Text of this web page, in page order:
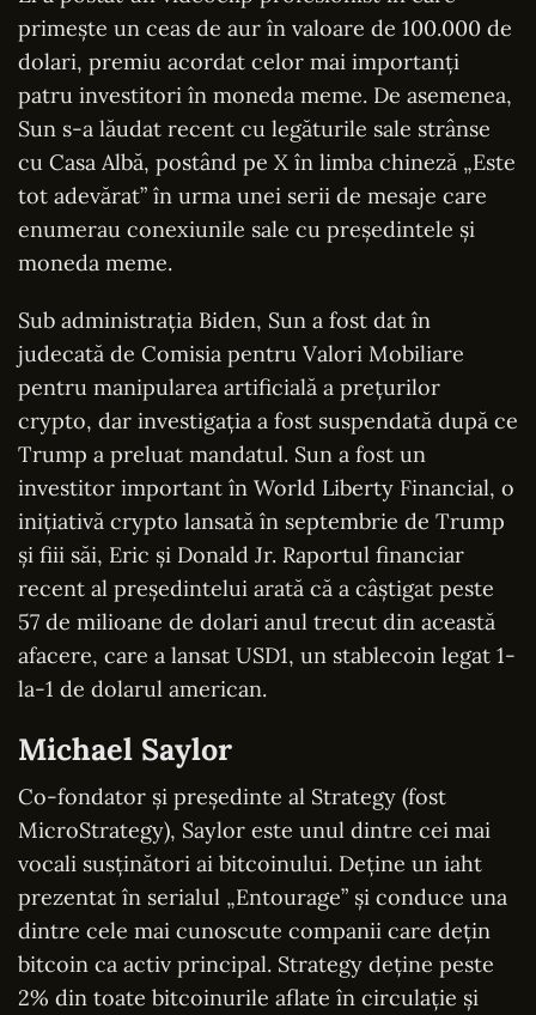
primește un ceas de aur în valoare de 100.000 de
dolari, premiu acordat celor mai importanți
patru investitori în moneda meme. De asemenea,
Sun s-a lăudat recent cu legăturile sale strânse
cu Casa Albă, postând pe X în limba chineză „Este
tot adevărat” în urma unei serii de mesaje care
enumerau conexiunile sale cu președintele și
moneda meme.
Sub administrația Biden, Sun a fost dat în
judecată de Comisia pentru Valori Mobiliare
pentru manipularea artificială a prețurilor
crypto, dar investigația a fost suspendată după ce
Trump a preluat mandatul. Sun a fost un
investitor important în World Liberty Financial, o
inițiativă crypto lansată în septembrie de Trump
și fiii săi, Eric și Donald Jr. Raportul financiar
recent al președintelui arată că a câștigat peste
57 de milioane de dolari anul trecut din această
afacere, care a lansat USD1, un stablecoin legat 1-
la-1 de dolarul american.
Michael Saylor
Co-fondator și președinte al Strategy (fost
MicroStrategy), Saylor este unul dintre cei mai
vocali susținători ai bitcoinului. Deține un iaht
prezentat în serialul „Entourage” și conduce una
dintre cele mai cunoscute companii care dețin
bitcoin ca activ principal. Strategy deține peste
2% din toate bitcoinurile aflate în circulație și